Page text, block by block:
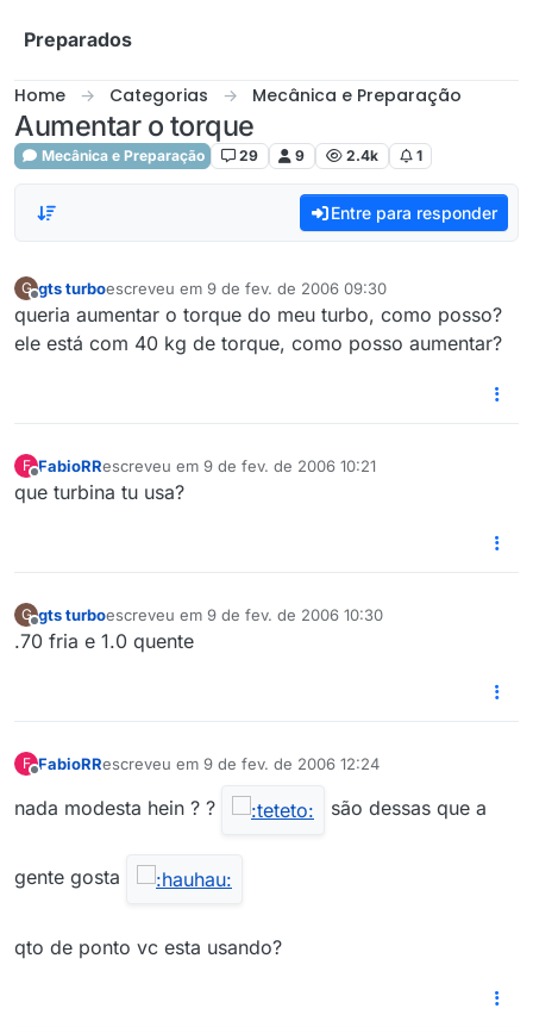
Preparados
Home Categorias Mecânica e Preparação
Aumentar o torque
Mecânica e Preparação 29 9 2.4k 1
Entre para responder
G
Offline
gts turboescreveu em 9 de fev. de 2006 09:30
última edição por
queria aumentar o torque do meu turbo, como posso?
ele está com 40 kg de torque, como posso aumentar?
F
Offline
FabioRRescreveu em 9 de fev. de 2006 10:21
última edição por
que turbina tu usa?
G
Offline
gts turboescreveu em 9 de fev. de 2006 10:30
última edição por
.70 fria e 1.0 quente
F FabioRRescreveu em 9 de fev. de 2006 12:24
última edição por
nada modesta hein ? ? são dessas que a
gente gosta
qto de ponto vc esta usando?